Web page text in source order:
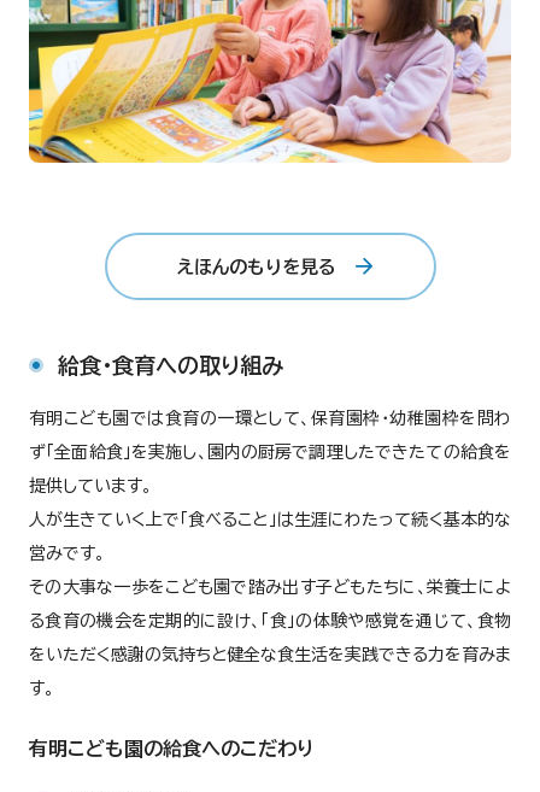
えほんのもりを見る
給食・食育への取り組み
有明こども園では食育の一環として、保育園枠・幼稚園枠を問わ
ず「全面給食」を実施し、園内の厨房で調理したできたての給食を
提供しています。
人が生きていく上で「食べること」は生涯にわたって続く基本的な
営みです。
その大事な一歩をこども園で踏み出す子どもたちに、栄養士によ
る食育の機会を定期的に設け、「食」の体験や感覚を通じて、食物
をいただく感謝の気持ちと健全な食生活を実践できる力を育みま
す。
有明こども園の給食へのこだわり